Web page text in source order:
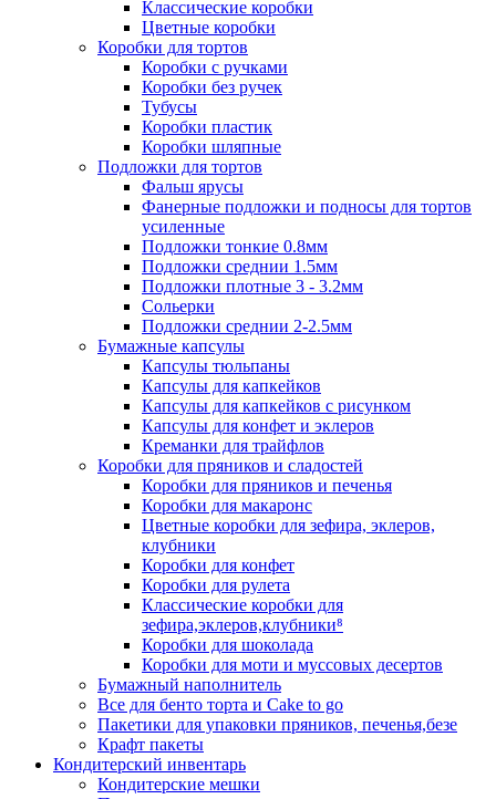
Классические коробки
Цветные коробки
Коробки для тортов
Коробки с ручками
Коробки без ручек
Тубусы
Коробки пластик
Коробки шляпные
Подложки для тортов
Фальш ярусы
Фанерные подложки и подносы для тортов
усиленные
Подложки тонкие 0.8мм
Подложки среднии 1.5мм
Подложки плотные 3 - 3.2мм
Сольерки
Подложки среднии 2-2.5мм
Бумажные капсулы
Капсулы тюльпаны
Капсулы для капкейков
Капсулы для капкейков с рисунком
Капсулы для конфет и эклеров
Креманки для трайфлов
Коробки для пряников и сладостей
Коробки для пряников и печенья
Коробки для макаронс
Цветные коробки для зефира, эклеров,
клубники
Коробки для конфет
Коробки для рулета
Классические коробки для
зефира,эклеров,клубники⁸
Коробки для шоколада
Коробки для моти и муссовых десертов
Бумажный наполнитель
Все для бенто торта и Cake to go
Пакетики для упаковки пряников, печенья,безе
Крафт пакеты
Кондитерский инвентарь
Кондитерские мешки